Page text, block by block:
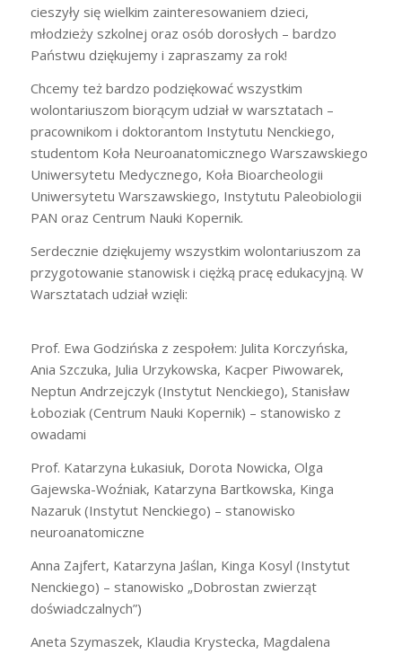
cieszyły się wielkim zainteresowaniem dzieci,
młodzieży szkolnej oraz osób dorosłych – bardzo
Państwu dziękujemy i zapraszamy za rok!
Chcemy też bardzo podziękować wszystkim
wolontariuszom biorącym udział w warsztatach –
pracownikom i doktorantom Instytutu Nenckiego,
studentom Koła Neuroanatomicznego Warszawskiego
Uniwersytetu Medycznego, Koła Bioarcheologii
Uniwersytetu Warszawskiego, Instytutu Paleobiologii
PAN oraz Centrum Nauki Kopernik.
Serdecznie dziękujemy wszystkim wolontariuszom za
przygotowanie stanowisk i ciężką pracę edukacyjną. W
Warsztatach udział wzięli:
Prof. Ewa Godzińska z zespołem: Julita Korczyńska,
Ania Szczuka, Julia Urzykowska, Kacper Piwowarek,
Neptun Andrzejczyk (Instytut Nenckiego), Stanisław
Łoboziak (Centrum Nauki Kopernik) – stanowisko z
owadami
Prof. Katarzyna Łukasiuk, Dorota Nowicka, Olga
Gajewska-Woźniak, Katarzyna Bartkowska, Kinga
Nazaruk (Instytut Nenckiego) – stanowisko
neuroanatomiczne
Anna Zajfert, Katarzyna Jaślan, Kinga Kosyl (Instytut
Nenckiego) – stanowisko „Dobrostan zwierząt
doświadczalnych”)
Aneta Szymaszek, Klaudia Krystecka, Magdalena